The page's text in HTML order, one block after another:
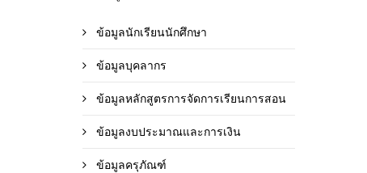
ข้อมูลนักเรียนนักศึกษา
ข้อมูลบุคลากร
ข้อมูลหลักสูตรการจัดการเรียนการสอน
ข้อมูลงบประมาณและการเงิน
ข้อมูลครุภัณฑ์